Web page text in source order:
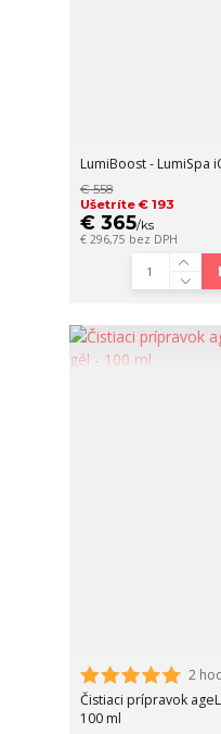
LumiBoost - LumiSpa
€ 558
Ušetríte € 193
€ 365/ks
€ 296,75 bez DPH
2
Čistiaci prípravok
100 ml